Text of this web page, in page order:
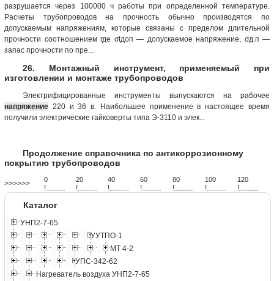
разрушается через 100000 ч работы при определенной температуре.
Расчеты трубопроводов на прочность обычно производятся по
допускаемым напряжениям, которые связаны с пределом длительной
прочности соотношением где σtдоп — допускаемое напряжение, σд.п —
запас прочности по пре...
26. Монтажный инструмент, применяемый при
изготовлении и монтаже трубопроводов
Электрифицированные инструменты выпускаются на рабочее
напряжение 220 и 36 в. Наибольшее применение в настоящее время
получили электрические гайковерты типа Э-3110 и элек...
Продолжение справочника по антикоррозионному
покрытию трубопроводов
>>>>>> 0
!...................
20
!...................
40
!...................
60
!...................
80
!...................
100
!...................
120
!...................
Каталог
УНП2-7-65
УУТПО-1
МТ 4-2
УПС-342-62
Нагреватель воздуха УНП2-7-65